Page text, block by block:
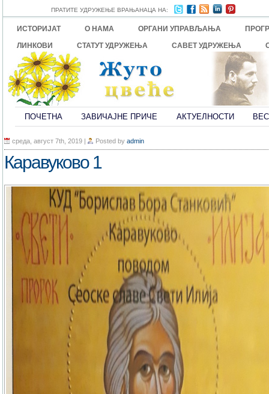
ПРАТИТЕ УДРУЖЕЊЕ ВРАЊАНАЦА НА:
ИСТОРИЈАТ О НАМА ОРГАНИ УПРАВЉАЊА
ЛИНКОВИ
СТАТУТ УДРУЖЕЊА САВЕТ УДРУЖЕЊА
ПОЧЕТНА ЗАВИЧАЈНЕ ПРИЧЕ АКТУЕЛНОСТИ
среда, август 7th, 2019 | Posted by admin
Каравуково 1